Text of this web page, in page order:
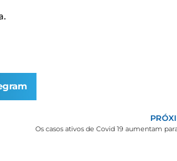
Os casos ativos de Covid 19 aumentam